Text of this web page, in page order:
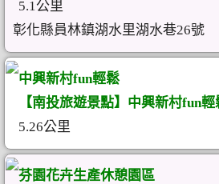
5.1公里
彰化縣員林鎮湖水里湖水巷26號
中興新村fun輕鬆
【南投旅遊景點】中興新村fun輕
5.26公里
芬園花卉生產休憩園區